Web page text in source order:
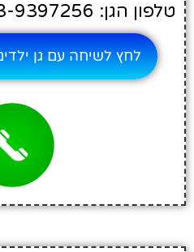
טלפון הגן: 03-9397256
לחץ לשיחה עם גן